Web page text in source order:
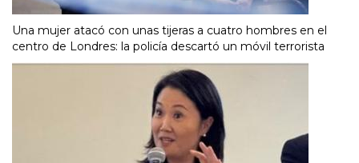
Una mujer atacó con unas tijeras a cuatro hombres en el
centro de Londres: la policía descartó un móvil terrorista